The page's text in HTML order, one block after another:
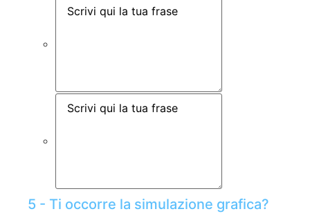
5 - Ti occorre la simulazione grafica?